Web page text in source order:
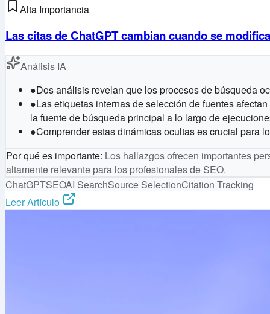
Alta Importancia
Las citas de ChatGPT cambian cuando se
Análisis IA
●Dos análisis revelan que los procesos de búsqueda
●Las etiquetas internas de selección de fuentes
la fuente de búsqueda principal a lo largo de
●Comprender estas dinámicas ocultas es crucial para
Por qué es importante: Los hallazgos ofrecen importantes
altamente relevante para los profesionales de SEO.
ChatGPTSEOAI SearchSource SelectionCitation Tracking
Leer Artículo